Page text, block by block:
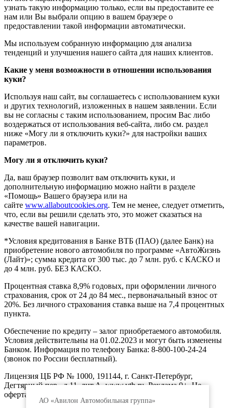
АО «Авилон Автомобильная группа»
узнать такую информацию только, если вы предоставите ее
нам или Вы выбрали опцию в вашем браузере о
предоставлении такой информации автоматически.
Мы используем собранную информацию для анализа
тенденций и улучшения нашего сайта для наших клиентов.
Какие у меня возможности в отношении использования
куки?
Используя наш сайт, вы соглашаетесь с использованием куки
и других технологий, изложенных в нашем заявлении. Если
вы не согласны с таким использованием, просим Вас либо
воздержаться от использования веб-сайта, либо см. раздел
ниже «Могу ли я отключить куки?» для настройки ваших
параметров.
Могу ли я отключить куки?
Да, ваш браузер позволит вам отключить куки, и
дополнительную информацию можно найти в разделе
«Помощь» Вашего браузера или на
сайте www.allaboutcookies.org. Тем не менее, следует отметить,
что, если вы решили сделать это, это может сказаться на
качестве вашей навигации.
*Условия кредитования в Банке ВТБ (ПАО) (далее Банк) на
приобретение нового автомобиля по программе «АвтоЖизнь
(Лайт)»; сумма кредита от 300 тыс. до 7 млн. руб. с КАСКО и
до 4 млн. руб. БЕЗ КАСКО.
Процентная ставка 8,9% годовых, при оформлении личного
страхования, срок от 24 до 84 мес., первоначальный взнос от
20%. Без личного страхования ставка выше на 7,4 процентных
пункта.
Обеспечение по кредиту – залог приобретаемого автомобиля.
Условия действительны на 01.02.2023 и могут быть изменены
Банком. Информация по телефону Банка: 8-800-100-24-24
(звонок по России бесплатный).
Лицензия ЦБ РФ № 1000, 191144, г. Санкт-Петербург,
Дегтярный пер., д.11, лит.А. www.vtb.ru. Реклама 0+. Не
оферта.